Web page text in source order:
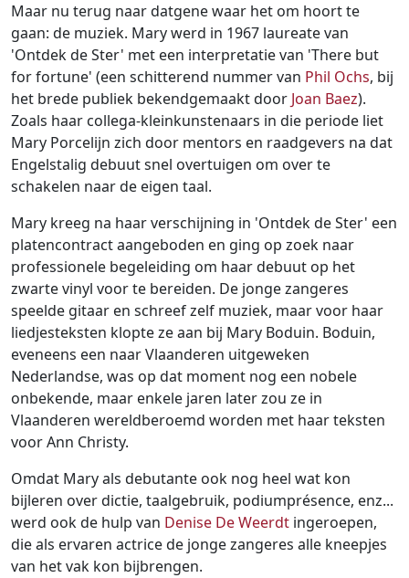
Maar nu terug naar datgene waar het om hoort te
gaan: de muziek. Mary werd in 1967 laureate van
'Ontdek de Ster' met een interpretatie van 'There but
for fortune' (een schitterend nummer van Phil Ochs, bij
het brede publiek bekendgemaakt door Joan Baez).
Zoals haar collega-kleinkunstenaars in die periode liet
Mary Porcelijn zich door mentors en raadgevers na dat
Engelstalig debuut snel overtuigen om over te
schakelen naar de eigen taal.
Mary kreeg na haar verschijning in 'Ontdek de Ster' een
platencontract aangeboden en ging op zoek naar
professionele begeleiding om haar debuut op het
zwarte vinyl voor te bereiden. De jonge zangeres
speelde gitaar en schreef zelf muziek, maar voor haar
liedjesteksten klopte ze aan bij Mary Boduin. Boduin,
eveneens een naar Vlaanderen uitgeweken
Nederlandse, was op dat moment nog een nobele
onbekende, maar enkele jaren later zou ze in
Vlaanderen wereldberoemd worden met haar teksten
voor Ann Christy.
Omdat Mary als debutante ook nog heel wat kon
bijleren over dictie, taalgebruik, podiumprésence, enz...
werd ook de hulp van Denise De Weerdt ingeroepen,
die als ervaren actrice de jonge zangeres alle kneepjes
van het vak kon bijbrengen.